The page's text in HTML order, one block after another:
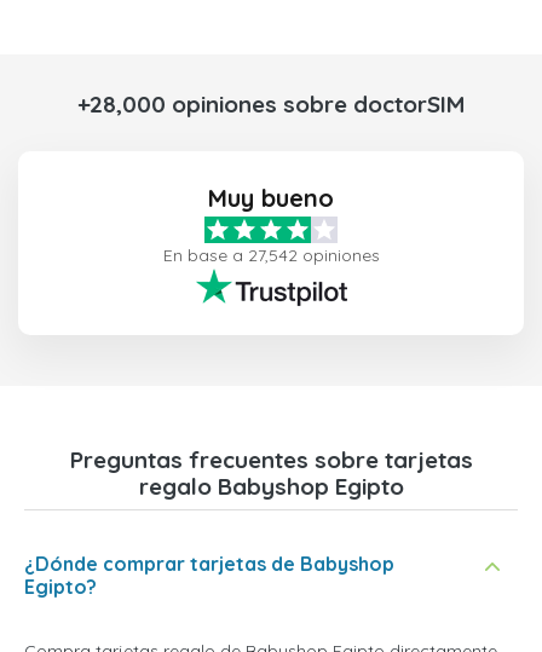
+28,000 opiniones sobre doctorSIM
Muy bueno
En base a 27,542 opiniones
Preguntas frecuentes sobre tarjetas
regalo Babyshop Egipto
¿Dónde comprar tarjetas de Babyshop
Egipto?